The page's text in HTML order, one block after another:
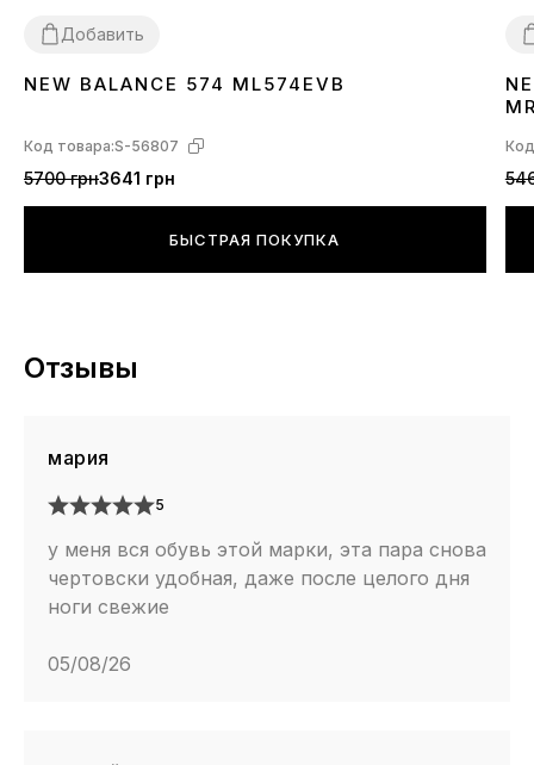
Добавить
3637 3839404142 43 4445
NEW BALANCE 574 ML574EVB
Код товара:S-56807
5700 грн3641 грн
БЫСТРАЯ ПОКУПКА
Отзывы
мария
5
у меня вся обувь этой марки, эта пара снова
чертовски удобная, даже после целого дня
ноги свежие
05/08/26